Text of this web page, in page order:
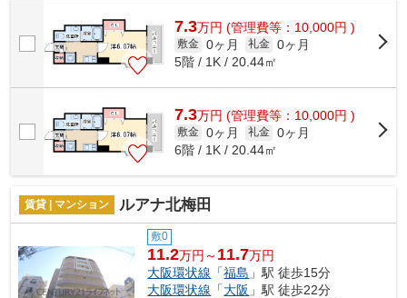
7.3万円 (管理費等：10,000円 )
敷金 0ヶ月 礼金 0ヶ月
5階 / 1K / 20.44㎡
7.3万円 (管理費等：10,000円 )
敷金 0ヶ月 礼金 0ヶ月
6階 / 1K / 20.44㎡
賃貸 | マンション ルアナ北梅田
敷0
11.2万円～ 11.7万円
大阪環状線 「福島 」駅 徒歩15分
大阪環状線 「大阪 」駅 徒歩22分